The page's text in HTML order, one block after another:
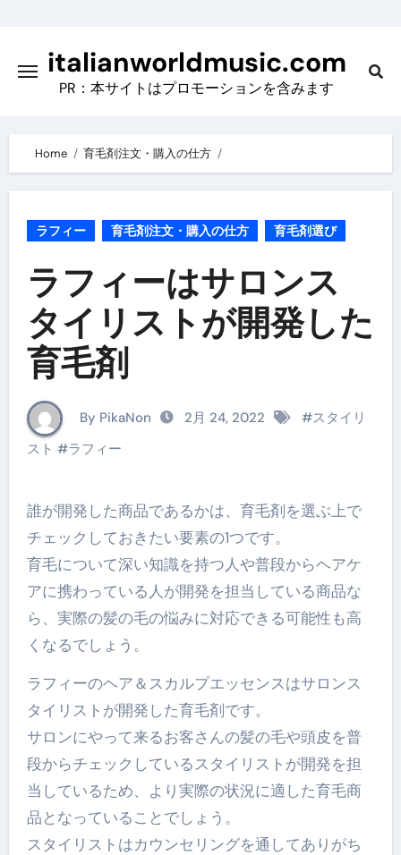
contentitalianworldmusic.com
PR：本サイトはプロモーションを含みます
Home 育毛剤注文・購入の仕方
ラフィー 育毛剤注文・購入の仕方 育毛剤選び
ラフィーはサロンス
タイリストが開発した
育毛剤
By PikaNon 2月 24, 2022 #スタイリ
スト #ラフィー
誰が開発した商品であるかは、育毛剤を選ぶ上で
チェックしておきたい要素の1つです。
育毛について深い知識を持つ人や普段からヘアケ
アに携わっている人が開発を担当している商品な
ら、実際の髪の毛の悩みに対応できる可能性も高
くなるでしょう。
ラフィーのヘア＆スカルプエッセンスはサロンス
タイリストが開発した育毛剤です。
サロンにやって来るお客さんの髪の毛や頭皮を普
段からチェックしているスタイリストが開発を担
当しているため、より実際の状況に適した育毛商
品となっていることでしょう。
スタイリストはカウンセリングを通してありがち